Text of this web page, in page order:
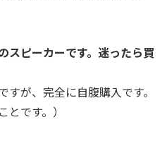
スピーカーです。迷ったら買
すが、完全に自腹購入です。
です。）